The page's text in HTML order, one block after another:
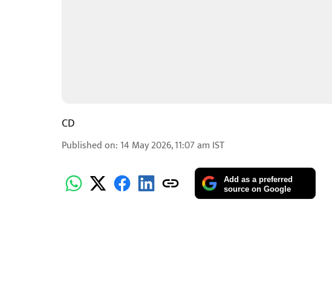
CD
Published on: 14 May 2026, 11:07 am IST
Add as a preferred
source on Google